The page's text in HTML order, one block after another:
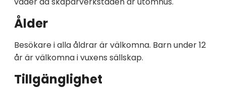
Ålder
Besökare i alla åldrar är välkomna. Barn under 12
år är välkomna i vuxens sällskap.
Tillgänglighet